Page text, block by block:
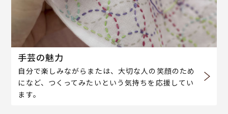
手芸の魅力
自分で楽しみながらまたは、大切な人の笑顔のため
になど、つくってみたいという気持ちを応援してい
ます。